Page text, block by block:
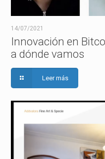
14/07/2021
Innovación en
a dónde vamos
Leer más